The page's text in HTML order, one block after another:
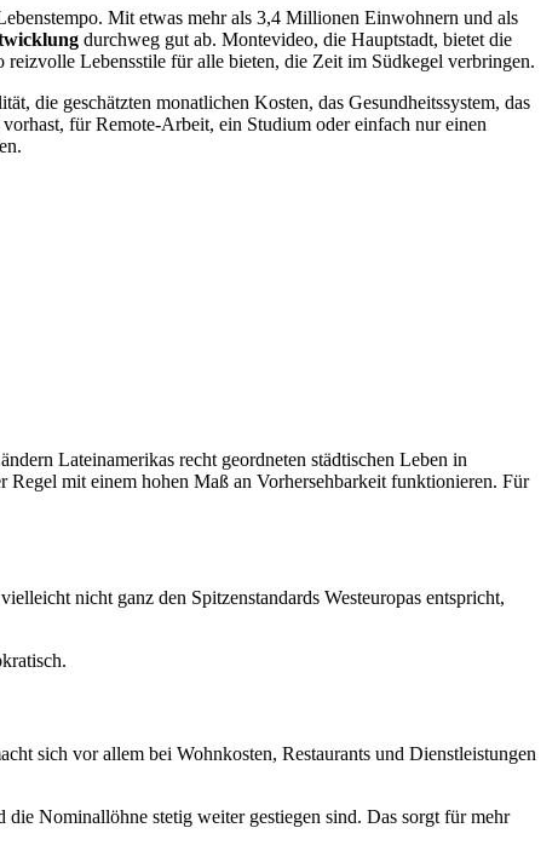
Mit etwas mehr als 3,4 Millionen Einwohnern und als
durchweg gut ab. Montevideo, die Hauptstadt, bietet die
Lebensstile für alle bieten, die Zeit im Südkegel verbringen.
die geschätzten monatlichen Kosten, das Gesundheitssystem, das
für Remote-Arbeit, ein Studium oder einfach nur einen
Lateinamerikas recht geordneten städtischen Leben in
Regel mit einem hohen Maß an Vorhersehbarkeit funktionieren. Für
nicht ganz den Spitzenstandards Westeuropas entspricht,
sich vor allem bei Wohnkosten, Restaurants und Dienstleistungen
Nominallöhne stetig weiter gestiegen sind. Das sorgt für mehr